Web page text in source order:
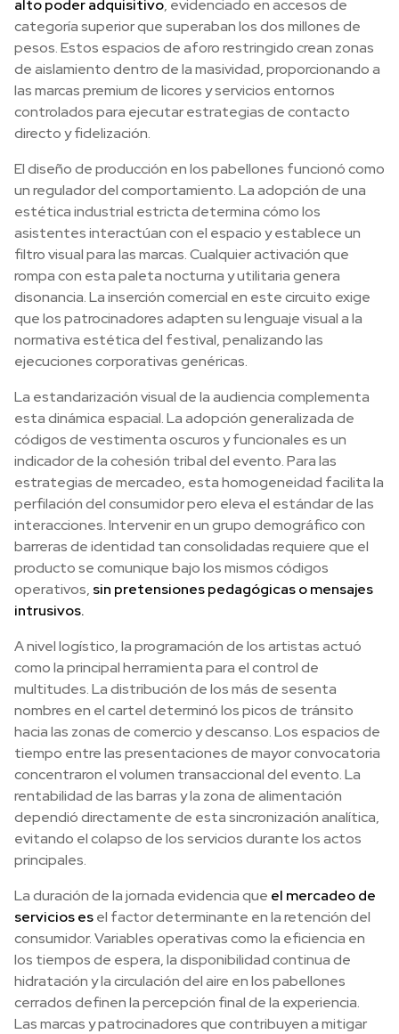
alto poder adquisitivo, evidenciado en accesos de
categoría superior que superaban los dos millones de
pesos. Estos espacios de aforo restringido crean zonas
de aislamiento dentro de la masividad, proporcionando a
las marcas premium de licores y servicios entornos
controlados para ejecutar estrategias de contacto
directo y fidelización.
El diseño de producción en los pabellones funcionó como
un regulador del comportamiento. La adopción de una
estética industrial estricta determina cómo los
asistentes interactúan con el espacio y establece un
filtro visual para las marcas. Cualquier activación que
rompa con esta paleta nocturna y utilitaria genera
disonancia. La inserción comercial en este circuito exige
que los patrocinadores adapten su lenguaje visual a la
normativa estética del festival, penalizando las
ejecuciones corporativas genéricas.
La estandarización visual de la audiencia complementa
esta dinámica espacial. La adopción generalizada de
códigos de vestimenta oscuros y funcionales es un
indicador de la cohesión tribal del evento. Para las
estrategias de mercadeo, esta homogeneidad facilita la
perfilación del consumidor pero eleva el estándar de las
interacciones. Intervenir en un grupo demográfico con
barreras de identidad tan consolidadas requiere que el
producto se comunique bajo los mismos códigos
operativos, sin pretensiones pedagógicas o mensajes
intrusivos.
A nivel logístico, la programación de los artistas actuó
como la principal herramienta para el control de
multitudes. La distribución de los más de sesenta
nombres en el cartel determinó los picos de tránsito
hacia las zonas de comercio y descanso. Los espacios de
tiempo entre las presentaciones de mayor convocatoria
concentraron el volumen transaccional del evento. La
rentabilidad de las barras y la zona de alimentación
dependió directamente de esta sincronización analítica,
evitando el colapso de los servicios durante los actos
principales.
La duración de la jornada evidencia que el mercadeo de
servicios esel factor determinante en la retención del
consumidor. Variables operativas como la eficiencia en
los tiempos de espera, la disponibilidad continua de
hidratación y la circulación del aire en los pabellones
cerrados definen la percepción final de la experiencia.
Las marcas y patrocinadores que contribuyen a mitigar